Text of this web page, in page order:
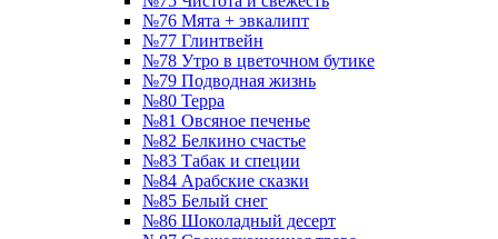
№76 Мята + эвкалипт
№77 Глинтвейн
№78 Утро в цветочном бутике
№79 Подводная жизнь
№80 Терра
№81 Овсяное печенье
№82 Белкино счастье
№83 Табак и специи
№84 Арабские сказки
№85 Белый снег
№86 Шоколадный десерт